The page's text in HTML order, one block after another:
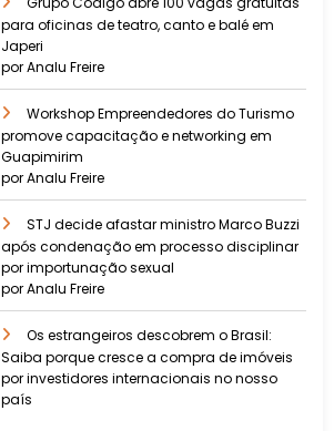
para oficinas de teatro, canto e balé em
Japeri
por Analu Freire
Workshop Empreendedores do Turismo
promove capacitação e networking em
Guapimirim
por Analu Freire
STJ decide afastar ministro Marco Buzzi
após condenação em processo disciplinar
por importunação sexual
por Analu Freire
Os estrangeiros descobrem o Brasil:
Saiba porque cresce a compra de imóveis
por investidores internacionais no nosso
país